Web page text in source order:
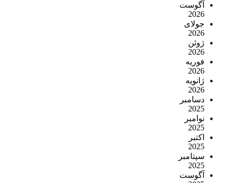
آگوست
2026
جولای
2026
ژوئن
2026
فوریه
2026
ژانویه
2026
دسامبر
2025
نوامبر
2025
اکتبر
2025
سپتامبر
2025
آگوست